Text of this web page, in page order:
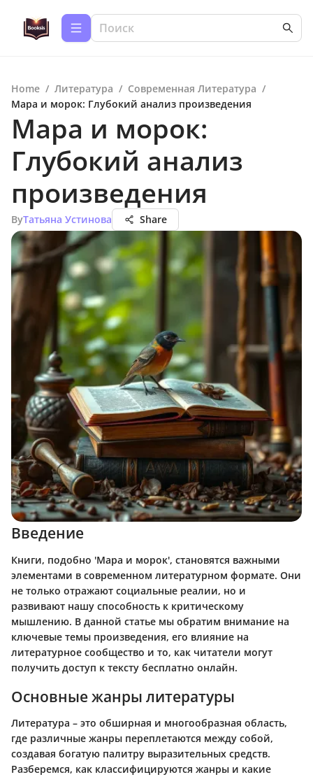
Home / Литература / Современная Литература /
Мара и морок: Глубокий анализ произведения
Мара и морок:
Глубокий анализ
произведения
ByТатьяна Устинова Share
Введение
Книги, подобно 'Мара и морок', становятся важными
элементами в современном литературном формате. Они
не только отражают социальные реалии, но и
развивают нашу способность к критическому
мышлению. В данной статье мы обратим внимание на
ключевые темы произведения, его влияние на
литературное сообщество и то, как читатели могут
получить доступ к тексту бесплатно онлайн.
Основные жанры литературы
Литература – это обширная и многообразная область,
где различные жанры переплетаются между собой,
создавая богатую палитру выразительных средств.
Разберемся, как классифицируются жанры и какие